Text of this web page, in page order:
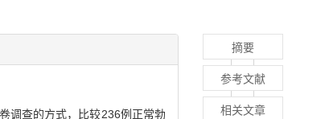
调查的方式，比较236例正常勃
摘要
参考文献
相关文章